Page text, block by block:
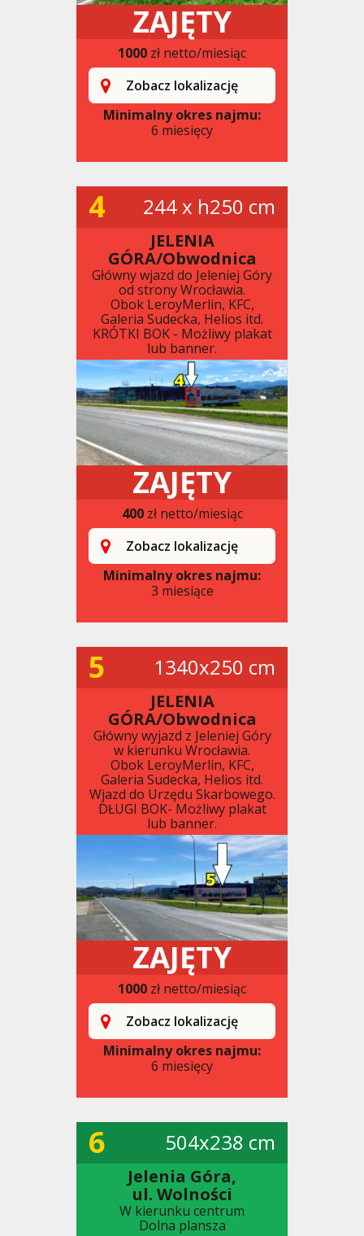
ZAJĘTY
1000 zł netto/miesiąc
Zobacz lokalizację
Minimalny okres najmu:
6 miesięcy
4 244 x h250 cm
JELENIA
GÓRA/Obwodnica
Główny wjazd do Jeleniej Góry
od strony Wrocławia.
Obok LeroyMerlin, KFC,
Galeria Sudecka, Helios itd.
KRÓTKI BOK - Możliwy plakat
lub banner.
ZAJĘTY
400zł netto/miesiąc
Zobacz lokalizację
Minimalny okres najmu:
3 miesiące
5 1340x250 cm
JELENIA
GÓRA/Obwodnica
Główny wyjazd z Jeleniej Góry
w kierunku Wrocławia.
Obok LeroyMerlin, KFC,
Galeria Sudecka, Helios itd.
Wjazd do Urzędu Skarbowego.
DŁUGI BOK- Możliwy plakat
lub banner.
ZAJĘTY
1000 zł netto/miesiąc
Zobacz lokalizację
Minimalny okres najmu:
6 miesięcy
6 504x238 cm
Jelenia Góra,
ul. Wolności
W kierunku centrum
Dolna plansza